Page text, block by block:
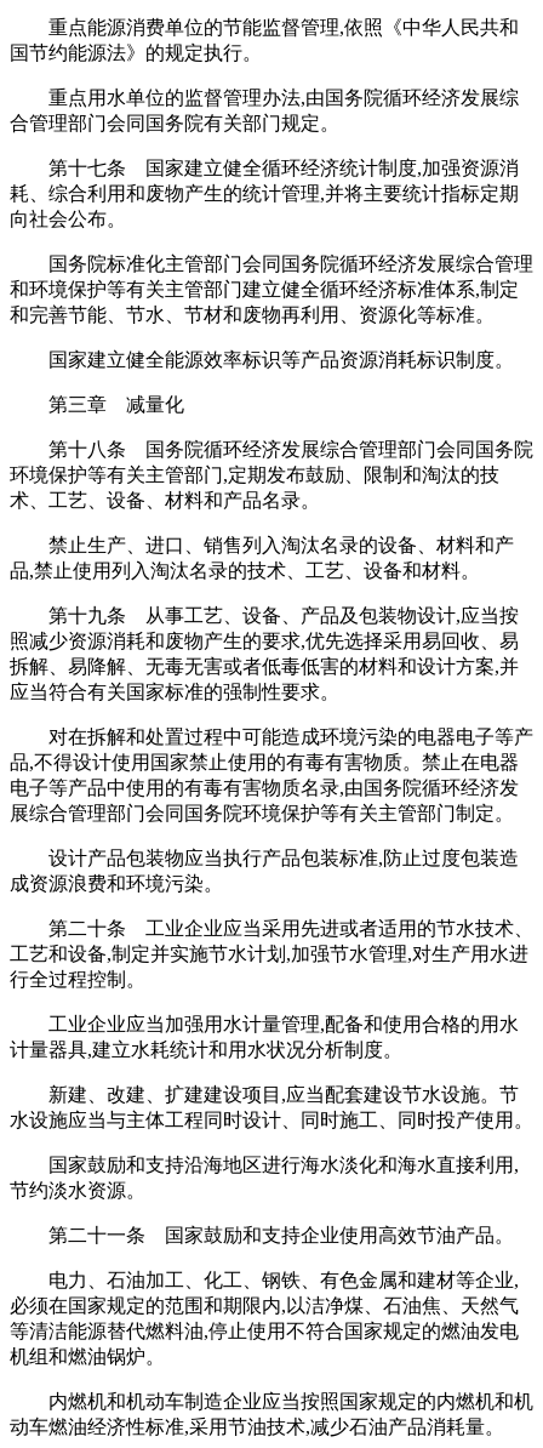
重点能源消费单位的节能监督管理,依照《中华人民共和
国节约能源法》的规定执行。
重点用水单位的监督管理办法,由国务院循环经济发展综
合管理部门会同国务院有关部门规定。
第十七条 国家建立健全循环经济统计制度,加强资源消
耗、综合利用和废物产生的统计管理,并将主要统计指标定期
向社会公布。
国务院标准化主管部门会同国务院循环经济发展综合管理
和环境保护等有关主管部门建立健全循环经济标准体系,制定
和完善节能、节水、节材和废物再利用、资源化等标准。
国家建立健全能源效率标识等产品资源消耗标识制度。
第三章 减量化
第十八条 国务院循环经济发展综合管理部门会同国务院
环境保护等有关主管部门,定期发布鼓励、限制和淘汰的技
术、工艺、设备、材料和产品名录。
禁止生产、进口、销售列入淘汰名录的设备、材料和产
品,禁止使用列入淘汰名录的技术、工艺、设备和材料。
第十九条 从事工艺、设备、产品及包装物设计,应当按
照减少资源消耗和废物产生的要求,优先选择采用易回收、易
拆解、易降解、无毒无害或者低毒低害的材料和设计方案,并
应当符合有关国家标准的强制性要求。
对在拆解和处置过程中可能造成环境污染的电器电子等产
品,不得设计使用国家禁止使用的有毒有害物质。禁止在电器
电子等产品中使用的有毒有害物质名录,由国务院循环经济发
展综合管理部门会同国务院环境保护等有关主管部门制定。
设计产品包装物应当执行产品包装标准,防止过度包装造
成资源浪费和环境污染。
第二十条 工业企业应当采用先进或者适用的节水技术、
工艺和设备,制定并实施节水计划,加强节水管理,对生产用水进
行全过程控制。
工业企业应当加强用水计量管理,配备和使用合格的用水
计量器具,建立水耗统计和用水状况分析制度。
新建、改建、扩建建设项目,应当配套建设节水设施。节
水设施应当与主体工程同时设计、同时施工、同时投产使用。
国家鼓励和支持沿海地区进行海水淡化和海水直接利用,
节约淡水资源。
第二十一条 国家鼓励和支持企业使用高效节油产品。
电力、石油加工、化工、钢铁、有色金属和建材等企业,
必须在国家规定的范围和期限内,以洁净煤、石油焦、天然气
等清洁能源替代燃料油,停止使用不符合国家规定的燃油发电
机组和燃油锅炉。
内燃机和机动车制造企业应当按照国家规定的内燃机和机
动车燃油经济性标准,采用节油技术,减少石油产品消耗量。